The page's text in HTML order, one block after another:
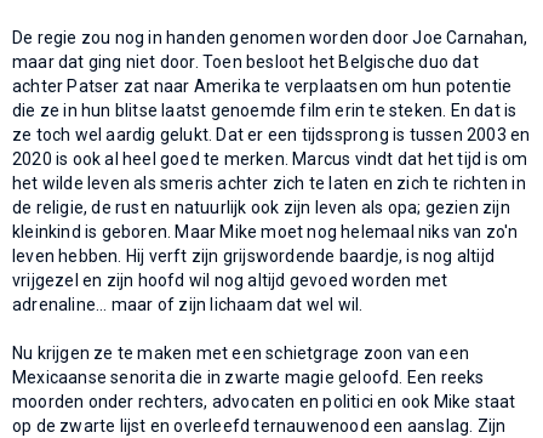
De regie zou nog in handen genomen worden door Joe Carnahan,
maar dat ging niet door. Toen besloot het Belgische duo dat
achter Patser zat naar Amerika te verplaatsen om hun potentie
die ze in hun blitse laatst genoemde film erin te steken. En dat is
ze toch wel aardig gelukt. Dat er een tijdssprong is tussen 2003 en
2020 is ook al heel goed te merken. Marcus vindt dat het tijd is om
het wilde leven als smeris achter zich te laten en zich te richten in
de religie, de rust en natuurlijk ook zijn leven als opa; gezien zijn
kleinkind is geboren. Maar Mike moet nog helemaal niks van zo'n
leven hebben. Hij verft zijn grijswordende baardje, is nog altijd
vrijgezel en zijn hoofd wil nog altijd gevoed worden met
adrenaline... maar of zijn lichaam dat wel wil.
Nu krijgen ze te maken met een schietgrage zoon van een
Mexicaanse senorita die in zwarte magie geloofd. Een reeks
moorden onder rechters, advocaten en politici en ook Mike staat
op de zwarte lijst en overleefd ternauwenood een aanslag. Zijn